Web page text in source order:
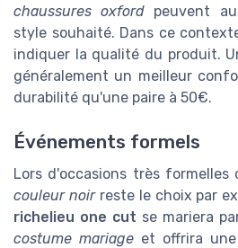
chaussures oxford peuvent
style souhaité. Dans ce
indiquer la qualité du produit.
généralement un meilleur
durabilité qu'une paire à 50€.
Événements formels
Lors d'occasions très formelles
couleur noirreste le choix par
richelieu one cut se mariera
costume mariage et offrira